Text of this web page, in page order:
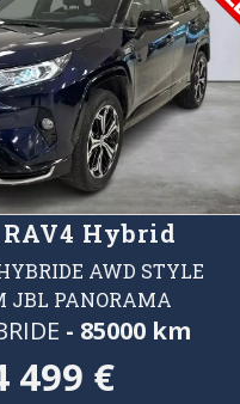
Hybrid
AWD STYLE
JBL PANORAMA
- 85000 km
499 €